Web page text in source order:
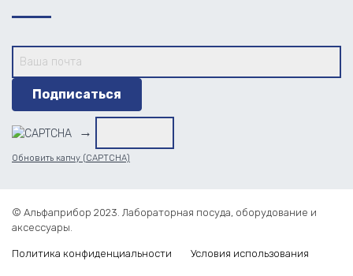
→
Обновить капчу (CAPTCHA)
© Альфаприбор 2023. Лабораторная посуда, оборудование и
аксессуары.
Политика конфиденциальности Условия использования